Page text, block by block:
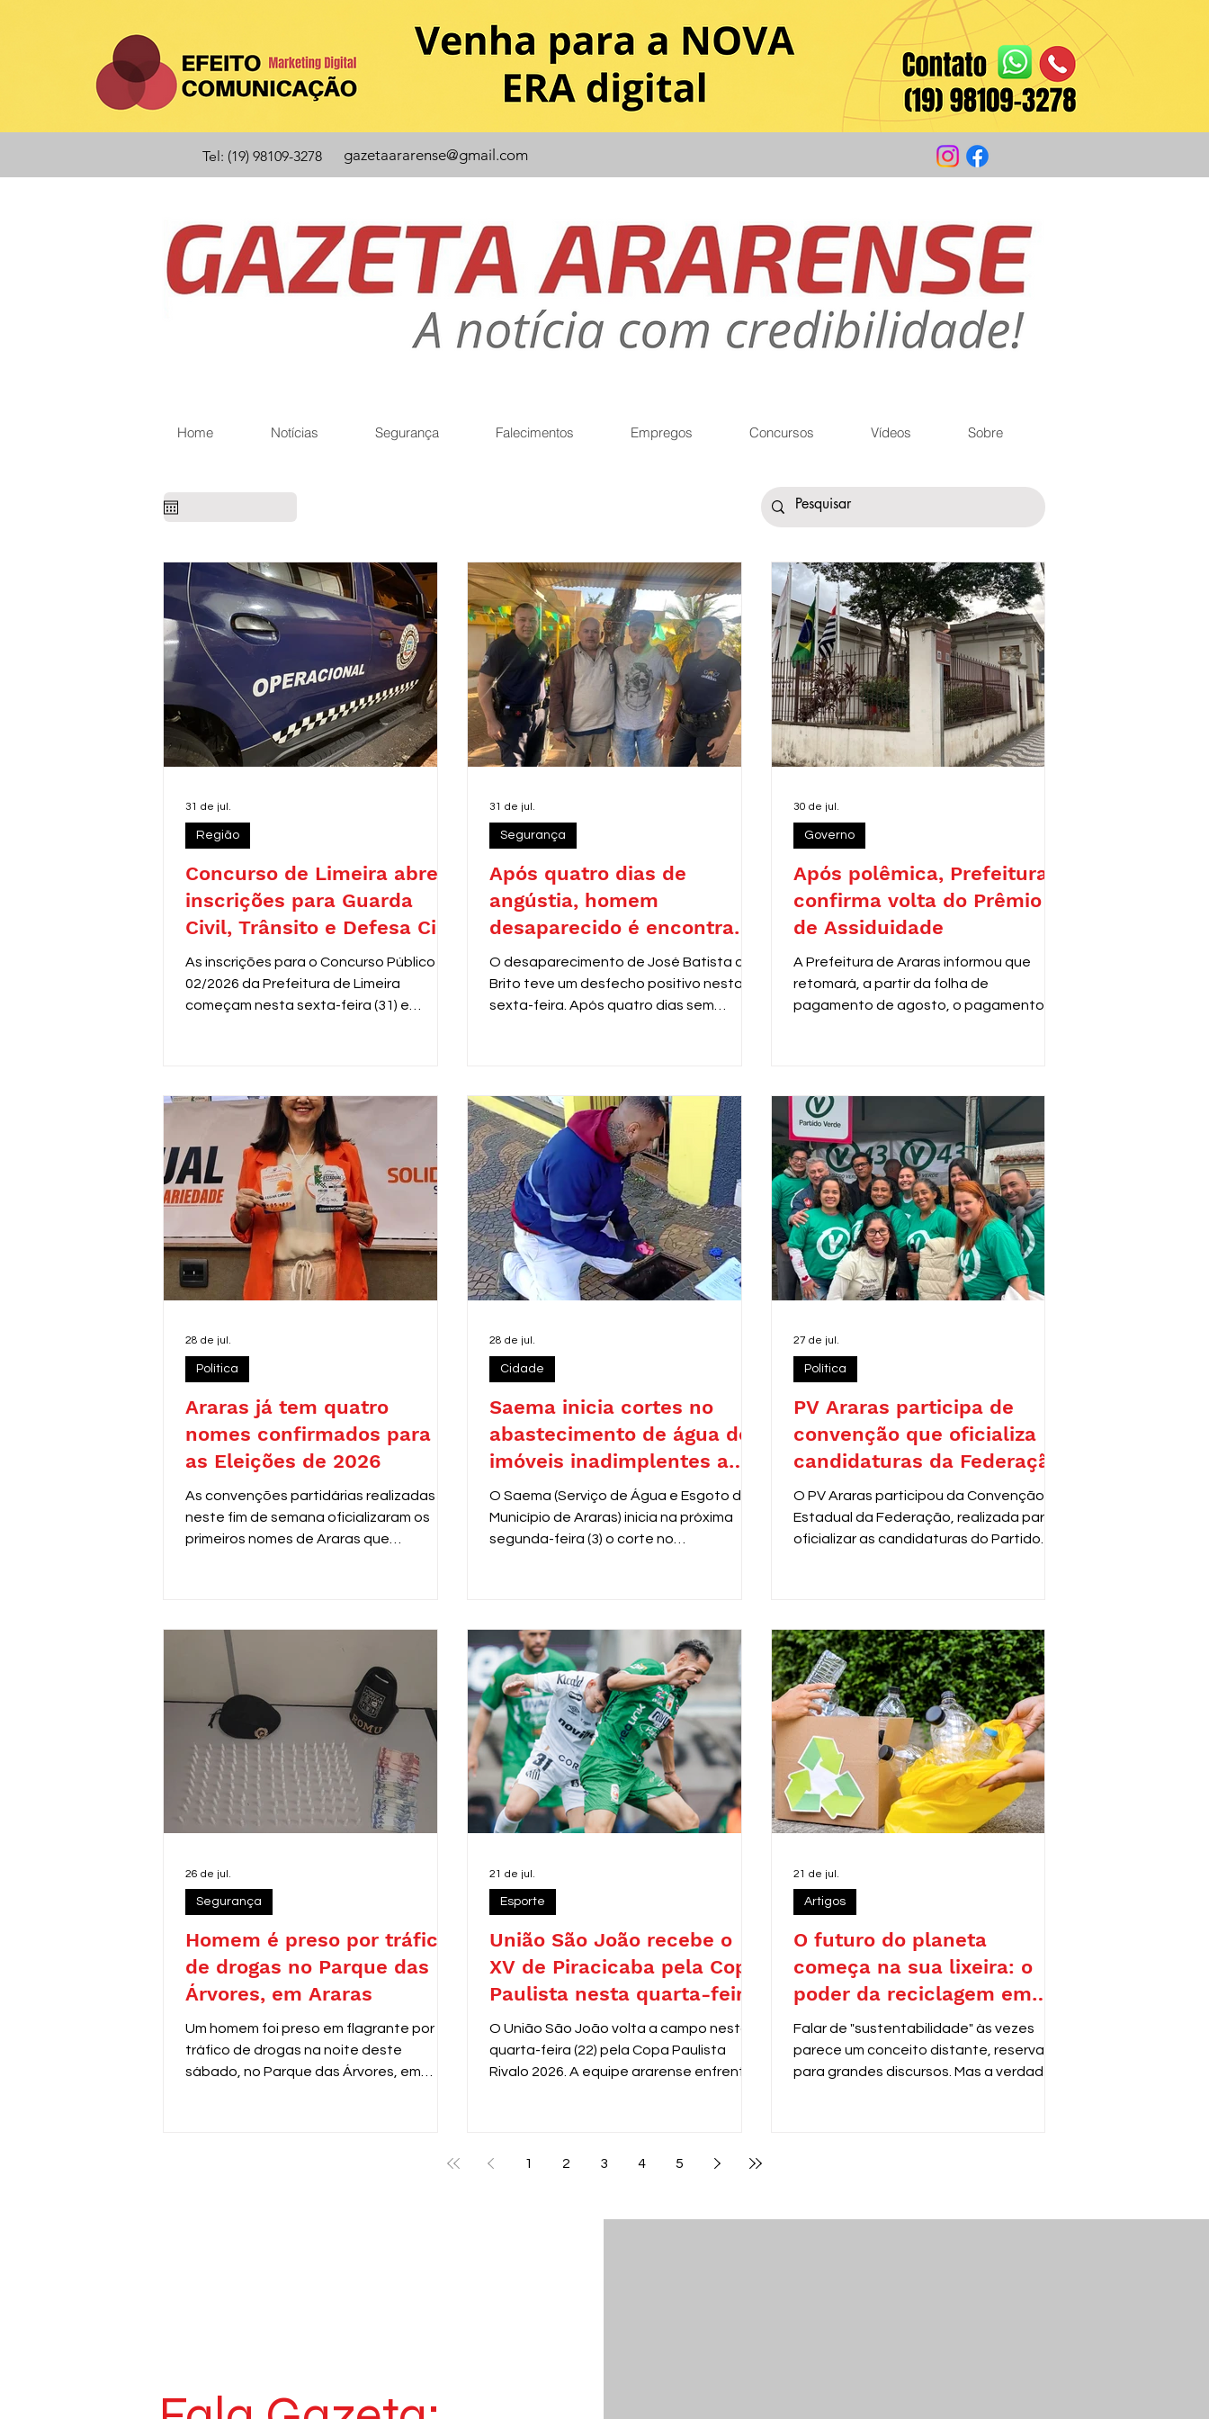
Tel: (19) 98109-3278 gazetaararense@gmail.com
Home Notícias Segurança Falecimentos Empregos Concursos Vídeos Sobre
Concurso de Limeira abre
inscrições para Guarda
Civil, Trânsito e Defesa Civil
com 30 vagas imediatas
As inscrições para o Concurso Público nº
02/2026 da Prefeitura de Limeira
começam nesta sexta-feira (31) e
destinados a candidatos com ensino
médio. Os salários variam de R$ 2.967,51
a R$ 3.306,26.
Região
31 de jul.
Após quatro dias de
angústia, homem
desaparecido é encontrado
em Araras
O desaparecimento de José Batista de
Brito teve um desfecho positivo nesta
sexta-feira. Após quatro dias sem
Segurança
31 de jul.
Após polêmica, Prefeitura
confirma volta do Prêmio
de Assiduidade
A Prefeitura de Araras informou que
retomará, a partir da folha de
pagamento de agosto, o pagamento do
de São Paulo (TJSP).
Governo
30 de jul.
Araras já tem quatro
nomes confirmados para
as Eleições de 2026
As convenções partidárias realizadas
neste fim de semana oficializaram os
primeiros nomes de Araras que
Política
28 de jul.
Saema inicia cortes no
abastecimento de água de
imóveis inadimplentes a
partir de 3 de agosto
O Saema (Serviço de Água e Esgoto do
Município de Araras) inicia na próxima
segunda-feira (3) o corte no
Cidade
28 de jul.
PV Araras participa de
convenção que oficializa
candidaturas da Federação
O PV Araras participou da Convenção
Estadual da Federação, realizada para
oficializar as candidaturas do Partido
com pautas como sustentabilidade,
democracia e desenvolvimento
responsável.
Política
27 de jul.
Homem é preso por tráfico
de drogas no Parque das
Árvores, em Araras
Um homem foi preso em flagrante por
tráfico de drogas na noite deste
sábado, no Parque das Árvores, em
Segurança
26 de jul.
União São João recebe o
XV de Piracicaba pela Copa
Paulista nesta quarta-feira
O União São João volta a campo nesta
quarta-feira (22) pela Copa Paulista
Rivalo 2026. A equipe ararense enfrenta
estadual.
Esporte
21 de jul.
O futuro do planeta
começa na sua lixeira: o
poder da reciclagem em
nossas mãos
Falar de "sustentabilidade" às vezes
parece um conceito distante, reservado
para grandes discursos. Mas a verdade é
Artigos
21 de jul.
1 2 3 4 5